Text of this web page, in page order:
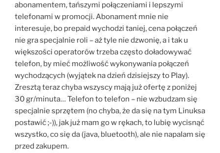
abonamentem, tańszymi połączeniami i lepszymi
telefonami w promocji. Abonament mnie nie
interesuje, bo prepaid wychodzi taniej, cena połączeń
nie gra specjalnie roli – aż tyle nie dzwonię, a i tak u
większości operatorów trzeba często doładowywać
telefon, by mieć możliwość wykonywania połączeń
wychodzących (wyjątek na dzień dzisiejszy to Play).
Zresztą teraz chyba wszyscy mają już ofertę z poniżej
30 gr/minuta… Telefon to telefon – nie wzbudzam się
specjalnie sprzętem (no chyba, że da się na tym Linuksa
postawić ;-)), jak już mam go w rękach, to lubię wycisnąć
wszystko, co się da (java, bluetooth), ale nie napalam się
przed zakupem.